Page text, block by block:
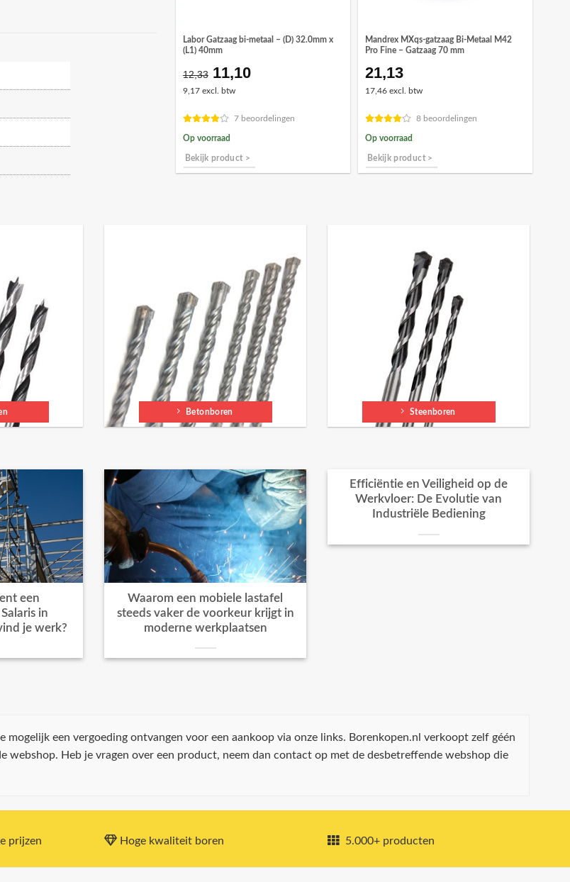
Labor Gatzaag bi-metaal – (D) 32.0mm x
(L1) 40mm
12,33 Oorspronkelijke
prijs
€12,33.
11,10Huidige
€11,10.
9,17 excl. btw
7 beoordelingen
Op voorraad
Bekijk product >
Mandrex MXqs-gatzaag Bi-Metaal M42
Pro Fine – Gatzaag 70 mm
21,13
17,46 excl. btw
8 beoordelingen
Op voorraad
Bekijk product >
Betonboren Steenboren
een
in
je werk?
Waarom een mobiele lastafel
steeds vaker de voorkeur krijgt in
moderne werkplaatsen
Efficiëntie en Veiligheid op de
Werkvloer: De Evolutie van
Industriële Bediening
een vergoeding ontvangen voor een aankoop via onze links. Borenkopen.nl verkoopt zelf géén
Heb je vragen over een product, neem dan contact op met de desbetreffende webshop die
prijzen Hoge kwaliteit boren 5.000+ producten